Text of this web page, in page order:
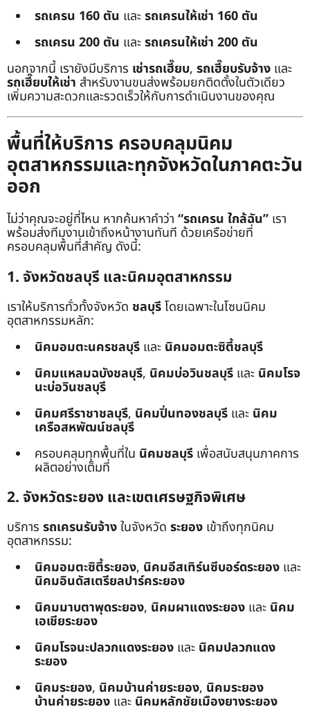
รถเครน 160 ตัน และรถเครนให้เช่า 160 ตัน
รถเครน 200 ตัน และรถเครนให้เช่า 200 ตัน
นอกจากนี้ เรายังมีบริการ เช่ารถเฮี๊ยบ, รถเฮี๊ยบรับจ้าง และ
รถเฮี๊ยบให้เช่า สำหรับงานขนส่งพร้อมยกติดตั้งในตัวเดียว
เพิ่มความสะดวกและรวดเร็วให้กับการดำเนินงานของคุณ
พื้นที่ให้บริการ ครอบคลุมนิคม
อุตสาหกรรมและทุกจังหวัดในภาคตะวัน
ออก
ไม่ว่าคุณจะอยู่ที่ไหน หากค้นหาคำว่า “รถเครน ใกล้ฉัน” เรา
พร้อมส่งทีมงานเข้าถึงหน้างานทันที ด้วยเครือข่ายที่
ครอบคลุมพื้นที่สำคัญ ดังนี้:
1. จังหวัดชลบุรี และนิคมอุตสาหกรรม
เราให้บริการทั่วทั้งจังหวัด ชลบุรีโดยเฉพาะในโซนนิคม
อุตสาหกรรมหลัก:
นิคมอมตะนครชลบุรี และ นิคมอมตะซิตี้ชลบุรี
นิคมแหลมฉบังชลบุรี, นิคมบ่อวินชลบุรี และ นิคมโรจ
นะบ่อวินชลบุรี
นิคมศรีราชาชลบุรี, นิคมปิ่นทองชลบุรี และ นิคม
เครือสหพัฒน์ชลบุรี
ครอบคลุมทุกพื้นที่ใน นิคมชลบุรี เพื่อสนับสนุนภาคการ
ผลิตอย่างเต็มที่
2. จังหวัดระยอง และเขตเศรษฐกิจพิเศษ
บริการ รถเครนรับจ้างในจังหวัด ระยอง เข้าถึงทุกนิคม
อุตสาหกรรม:
นิคมอมตะซิตี้ระยอง, นิคมอีสเทิร์นซีบอร์ดระยอง และ
นิคมอินดัสเตรียลปาร์คระยอง
นิคมมาบตาพุดระยอง, นิคมผาแดงระยอง และ นิคม
เอเชียระยอง
นิคมโรจนะปลวกแดงระยอง และ นิคมปลวกแดง
ระยอง
นิคมระยอง, นิคมบ้านค่ายระยอง, นิคมระยอง
บ้านค่ายระยอง และ นิคมหลักชัยเมืองยางระยอง